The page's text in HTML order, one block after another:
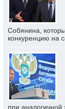
Собянина,
конкуренцию на
при